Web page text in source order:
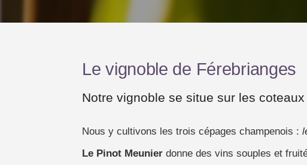
Le vignoble de Férebrianges
Notre vignoble se situe sur les
Nous y cultivons les trois cépages champenois :
Le Pinot Meunier donne des vins souples et